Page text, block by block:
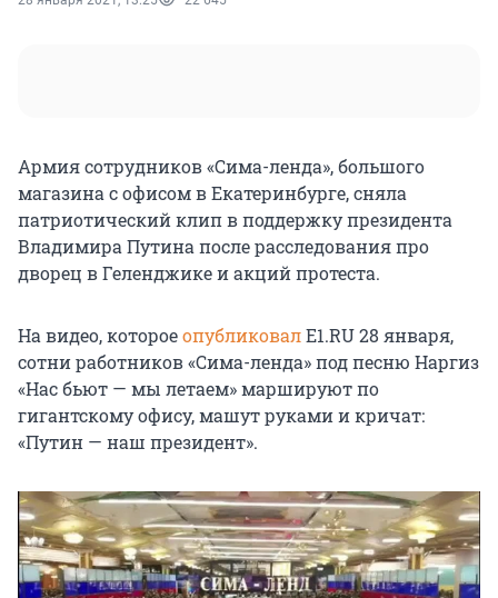
Армия сотрудников «Сима-ленда», большого
магазина с офисом в Екатеринбурге, сняла
патриотический клип в поддержку президента
Владимира Путина после расследования про
дворец в Геленджике и акций протеста.
На видео, котороеопубликовалE1.RU 28 января,
сотни работников «Сима-ленда» под песню Наргиз
«Нас бьют — мы летаем» маршируют по
гигантскому офису, машут руками и кричат:
«Путин — наш президент».